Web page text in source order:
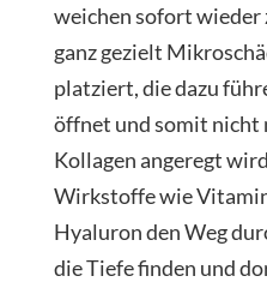
weichen sofort wieder
ganz gezielt
platziert, die dazu
öffnet und somit nicht
Kollagen angeregt
Wirkstoffe wie
Hyaluron den Weg
die Tiefe finden und